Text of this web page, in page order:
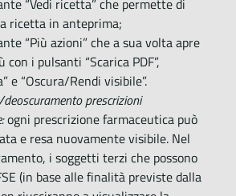
ricetta in anteprima;
“Più azioni” che a sua volta apre
con i pulsanti “Scarica PDF”,
e “Oscura/Rendi visibile”.
prescrizioni
ogni prescrizione farmaceutica può
e resa nuovamente visibile. Nel
i soggetti terzi che possono
(in base alle finalità previste dalla